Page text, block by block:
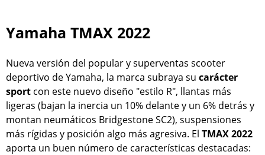
Yamaha TMAX 2022
Nueva versión del popular y superventas scooter
deportivo de Yamaha, la marca subraya su carácter
sport con este nuevo diseño "estilo R", llantas más
ligeras (bajan la inercia un 10% delante y un 6% detrás y
montan neumáticos Bridgestone SC2), suspensiones
más rígidas y posición algo más agresiva. El TMAX 2022
aporta un buen número de características destacadas: